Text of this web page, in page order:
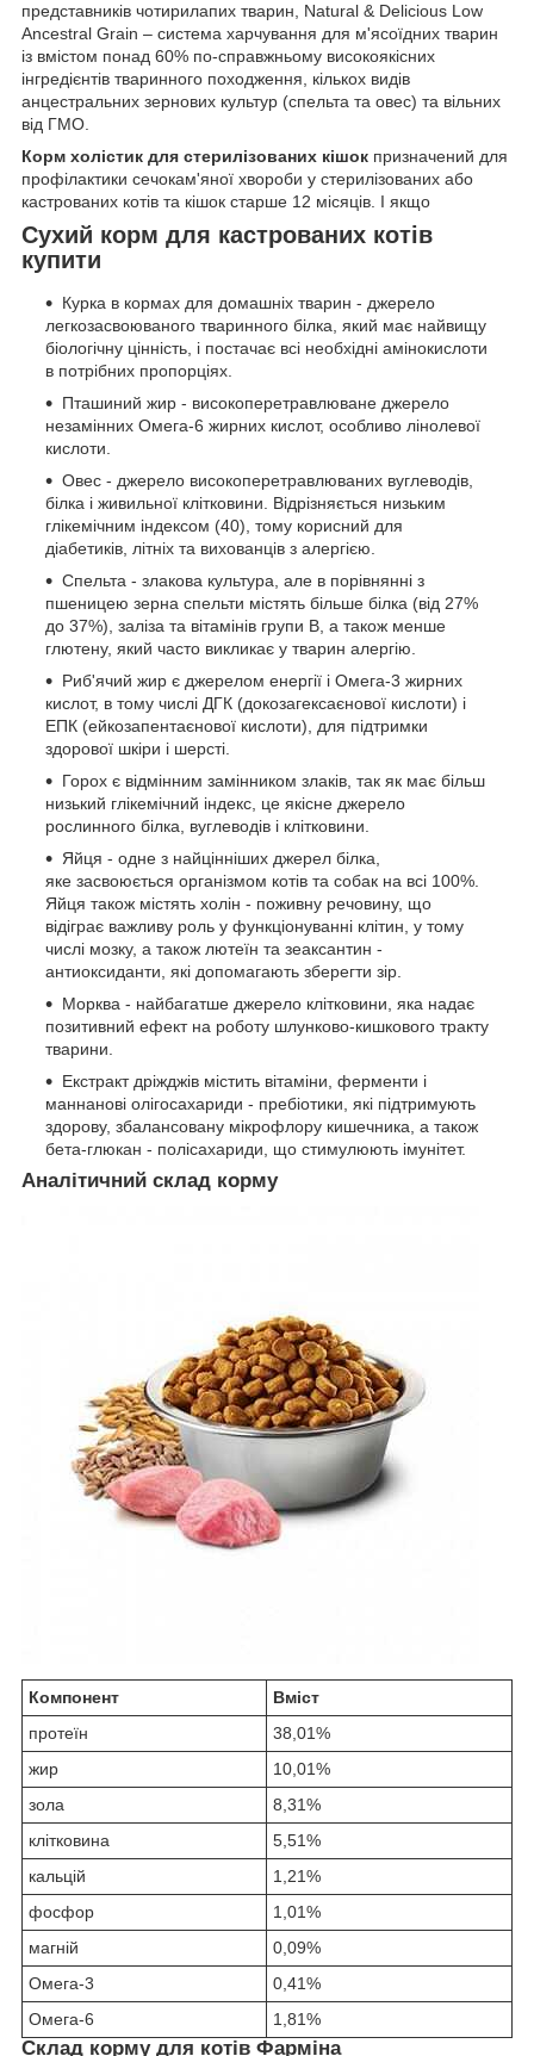
представників чотирилапих тварин, Natural & Delicious Low
Ancestral Grain – система харчування для м'ясоїдних тварин
із вмістом понад 60% по-справжньому високоякісних
інгредієнтів тваринного походження, кількох видів
анцестральних зернових культур (спельта та овес) та вільних
від ГМО.
Корм холістик для стерилізованих кішок призначений для
профілактики сечокам'яної хвороби у стерилізованих або
кастрованих котів та кішок старше 12 місяців. І якщо
Сухий корм для кастрованих котів
купити
Курка в кормах для домашніх тварин - джерело
легкозасвоюваного тваринного білка, який має найвищу
біологічну цінність, і постачає всі необхідні амінокислоти
в потрібних пропорціях.
Пташиний жир - високоперетравлюване джерело
незамінних Омега-6 жирних кислот, особливо лінолевої
кислоти.
Овес - джерело високоперетравлюваних вуглеводів,
білка і живильної клітковини. Відрізняється низьким
глікемічним індексом (40), тому корисний для
діабетиків, літніх та вихованців з алергією.
Спельта - злакова культура, але в порівнянні з
пшеницею зерна спельти містять більше білка (від 27%
до 37%), заліза та вітамінів групи В, а також менше
глютену, який часто викликає у тварин алергію.
Риб'ячий жир є джерелом енергії і Омега-3 жирних
кислот, в тому числі ДГК (докозагексаєнової кислоти) і
ЕПК (ейкозапентаєнової кислоти), для підтримки
здорової шкіри і шерсті.
Горох є відмінним замінником злаків, так як має більш
низький глікемічний індекс, це якісне джерело
рослинного білка, вуглеводів і клітковини.
Яйця - одне з найцінніших джерел білка,
яке засвоюється організмом котів та собак на всі 100%.
Яйця також містять холін - поживну речовину, що
відіграє важливу роль у функціонуванні клітин, у тому
числі мозку, а також лютеїн та зеаксантин -
антиоксиданти, які допомагають зберегти зір.
Морква - найбагатше джерело клітковини, яка надає
позитивний ефект на роботу шлунково-кишкового тракту
тварини.
Екстракт дріжджів містить вітаміни, ферменти і
маннанові олігосахариди - пребіотики, які підтримують
здорову, збалансовану мікрофлору кишечника, а також
бета-глюкан - полісахариди, що стимулюють імунітет.
Аналітичний склад корму
Компонент
Вміст
протеїн
38,01%
жир
10,01%
зола
8,31%
клітковина
5,51%
кальцій
1,21%
фосфор
1,01%
магній
0,09%
Омега-3
0,41%
Омега-6
1,81%
Склад корму для котів Фарміна